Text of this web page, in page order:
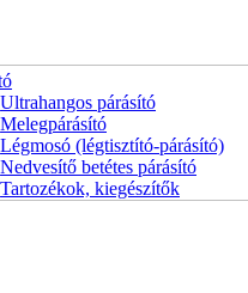
Ultrahangos párásító
Melegpárásító
Légmosó (légtisztító-párásító)
Nedvesítő betétes párásító
Tartozékok, kiegészítők